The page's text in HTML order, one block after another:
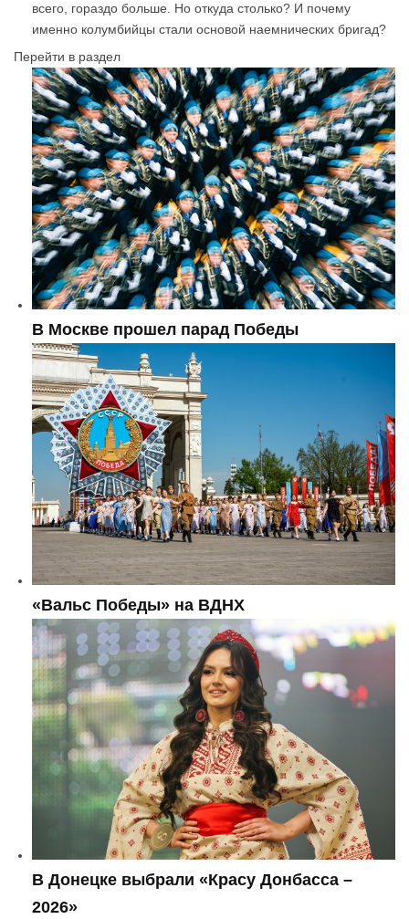
всего, гораздо больше. Но откуда столько? И почему
именно колумбийцы стали основой наемнических бригад?
Перейти в раздел
В Москве прошел парад Победы
«Вальс Победы» на ВДНХ
В Донецке выбрали «Красу Донбасса –
2026»